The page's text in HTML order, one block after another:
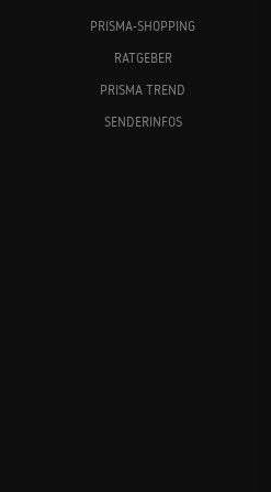
PRISMA-SHOPPING
RATGEBER
PRISMA TREND
SENDERINFOS